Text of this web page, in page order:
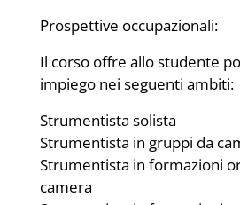
Prospettive occupazionali:
Il corso offre allo studente
impiego nei seguenti ambiti:
Strumentista solista
Strumentista in gruppi da
Strumentista in formazioni
camera